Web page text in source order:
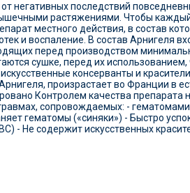
негативных последствий
растяжениями. Чтобы
местного действия, в состав
и воспаление. В состав Арнигеля
перед производством
сушке, перед их использованием,
консерванты и
произрастает во Франции в
Контролем качества препарата
сопровождаемых: -
гематомы («синяки») - Быстро
- Не содержит искусственных